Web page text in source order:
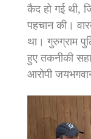
कैद हो गई थी,
पहचान की।
था। गुरुग्राम
हुए तकनीकी
आरोपी
Player